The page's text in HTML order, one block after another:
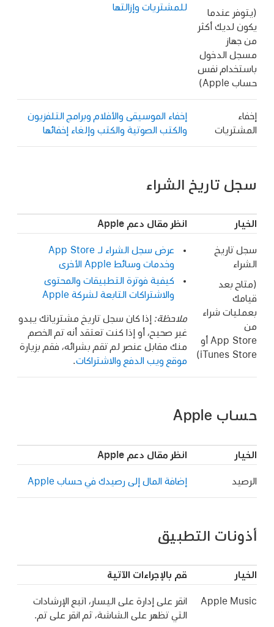
(يتوفر عندما
يكون لديك أكثر
من جهاز
مسجل الدخول
باستخدام نفس
حساب Apple)
للمشتريات وإزالتها
إخفاء
المشتريات
إخفاء الموسيقى والأفلام وبرامج التلفزيون
والكتب الصوتية والكتب وإلغاء إخفائها
سجل تاريخ الشراء
الخيار انظر مقال دعم Apple
سجل تاريخ
الشراء
(متاح بعد
قيامك
بعمليات شراء
من
App Store أو
iTunes Store)
عرض سجل الشراء لـ App Store
وخدمات وسائط Apple الأخرى
كيفية فوترة التطبيقات والمحتوى
والاشتراكات التابعة لشركة Apple
ملاحظة:
إذا كان سجل تاريخ مشترياتك يبدو
غير صحيح، أو إذا كنت تعتقد أنه تم الخصم
منك مقابل عنصر لم تقم بشرائه، فقم بزيارة
موقع ويب الدفع والاشتراكات.
حساب Apple
الخيار انظر مقال دعم Apple
الرصيد إضافة المال إلى رصيدك في حساب Apple
أذونات التطبيق
الخيار قم بالإجراءات الآتية
Apple Music
انقر على إدارة على اليسار، اتبع الإرشادات
التي تظهر على الشاشة، ثم انقر على تم.